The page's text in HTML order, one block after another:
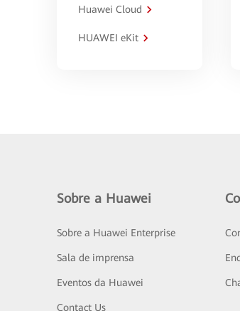
Huawei Cloud
HUAWEI eKit
Sobre a Huawei
Sobre a Huawei Enterprise
Sala de imprensa
Eventos da Huawei
Contact Us